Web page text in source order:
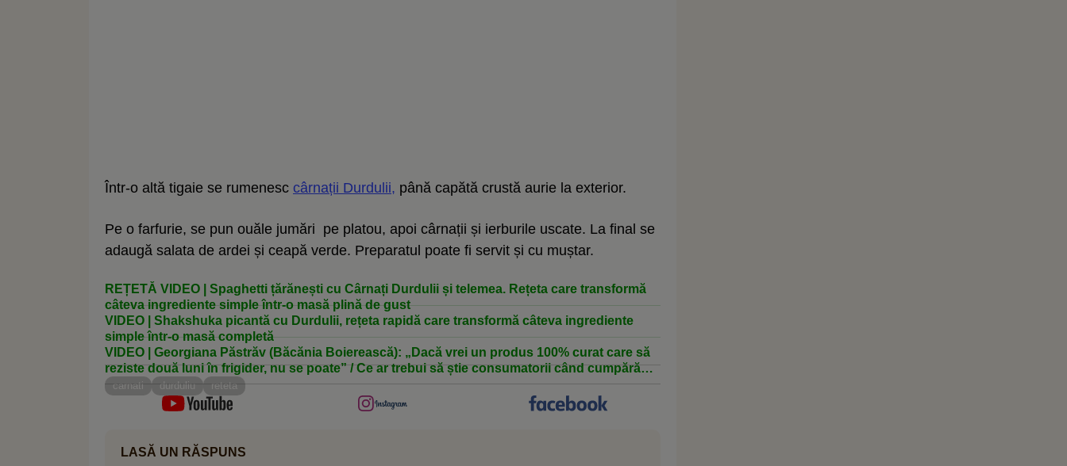
Într-o altă tigaie se rumenesc cârnații Durdulii, până capătă crustă aurie la exterior.
Pe o farfurie, se pun ouăle jumări pe platou, apoi cârnații și ierburile uscate. La final se
adaugă salata de ardei și ceapă verde. Preparatul poate fi servit și cu muștar.
REȚETĂ VIDEO | Spaghetti țărănești cu Cârnați Durdulii și telemea. Rețeta care transformă
câteva ingrediente simple într-o masă plină de gust
VIDEO | Shakshuka picantă cu Durdulii, rețeta rapidă care transformă câteva ingrediente
simple într-o masă completă
VIDEO | Georgiana Păstrăv (Băcănia Boierească): „Dacă vrei un produs 100% curat care să
reziste două luni în frigider, nu se poate” / Ce ar trebui să știe consumatorii când cumpără
mezeluri
carnati durduliu reteta
LASĂ UN RĂSPUNS